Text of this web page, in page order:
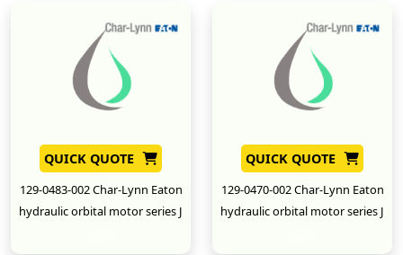
QUICK QUOTE
129-0483-002 Char-Lynn Eaton
hydraulic orbital motor series J
QUICK QUOTE
129-0470-002 Char-Lynn Eaton
hydraulic orbital motor series J